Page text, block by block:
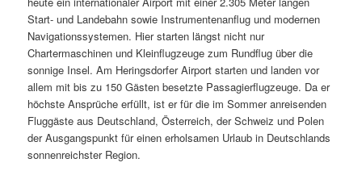
Start- und Landebahn sowie Instrumentenanflug und modernen
Navigationssystemen. Hier starten längst nicht nur
Chartermaschinen und Kleinflugzeuge zum Rundflug über die
sonnige Insel. Am Heringsdorfer Airport starten und landen vor
allem mit bis zu 150 Gästen besetzte Passagierflugzeuge. Da er
höchste Ansprüche erfüllt, ist er für die im Sommer anreisenden
Fluggäste aus Deutschland, Österreich, der Schweiz und Polen
der Ausgangspunkt für einen erholsamen Urlaub in Deutschlands
sonnenreichster Region.